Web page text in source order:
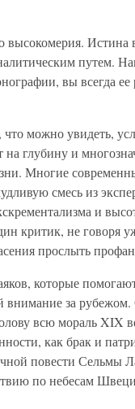
высокомерия. Истина
путем.
вы всегда ее
что можно увидеть,
глубину и
Многие
смесь из
и
критик, не говоря
прослыть
которые
внимание за
всю мораль XIX
как брак и
повести Сельмы
по небесам